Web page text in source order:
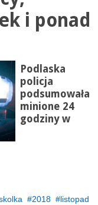
i ponad
Podlaska
policja
podsumowała
minione 24
godziny w
2018
listopad